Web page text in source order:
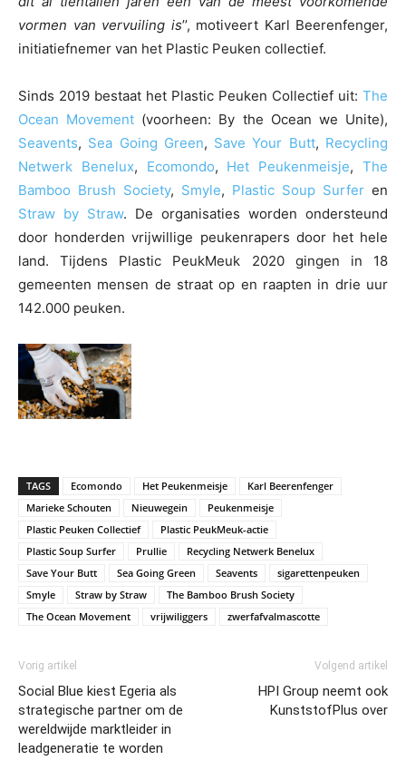
vormen van vervuiling is’’, motiveert Karl Beerenfenger,
initiatiefnemer van het Plastic Peuken collectief.
Sinds 2019 bestaat het Plastic Peuken Collectief uit: The
Ocean Movement (voorheen: By the Ocean we Unite),
Seavents, Sea Going Green, Save Your Butt, Recycling
Netwerk Benelux, Ecomondo, Het Peukenmeisje,The
Bamboo Brush Society, Smyle, Plastic Soup Surfer en
Straw by Straw. De organisaties worden ondersteund
door honderden vrijwillige peukenrapers door het hele
land. Tijdens Plastic PeukMeuk 2020 gingen in 18
gemeenten mensen de straat op en raapten in drie uur
142.000 peuken.
TAGS Ecomondo Het Peukenmeisje
Karl Beerenfenger
Marieke Schouten
Nieuwegein
Peukenmeisje
Plastic Peuken Collectief
Plastic PeukMeuk-actie
Plastic Soup Surfer
Prullie
Recycling Netwerk Benelux
Save Your Butt
Sea Going Green Seavents
sigarettenpeuken
Smyle
Straw by Straw
The Bamboo Brush Society
The Ocean Movement
vrijwiliggers zwerfafvalmascotte
Vorig artikel
Social Blue kiest Egeria als
strategische partner om de
wereldwijde marktleider in
leadgeneratie te worden
Volgend artikel
HPI Group neemt ook
KunststofPlus over